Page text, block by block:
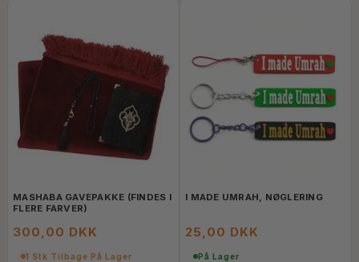
MASHABA GAVEPAKKE (FINDES I
FLERE FARVER)
300,00 DKK
1 Stk Tilbage På Lager
I MADE UMRAH, NØGLERING
25,00 DKK
På Lager